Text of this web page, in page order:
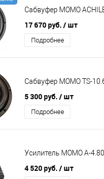
Сабвуфер MOMO
17 670 руб. / шт
Подробнее
Сабвуфер MOMO TS-
5 300 руб. / шт
Подробнее
Усилитель MOMO A-4.80
4 520 руб. / шт